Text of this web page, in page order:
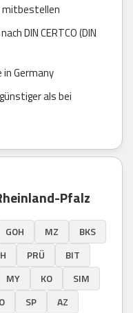
mitbestellen
DIN CERTCO (DIN
Germany
als bei
Pfalz
GOH MZ
BKS
PRÜ
BIT
MY KO
SIM
SP
AZ